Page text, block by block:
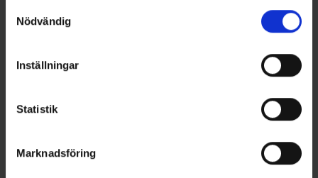
Nödvändig
Inställningar
Statistik
Marknadsföring
Jaxon
Jaxon Diver Gösvobbler 11 cm
109 kr
Atract Logis Vobbler 8cm -
16 andra produkter i samma kategori: